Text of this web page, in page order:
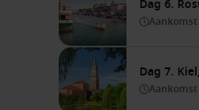
Dag 6.
Aankomst
Dag 7.
Aankomst